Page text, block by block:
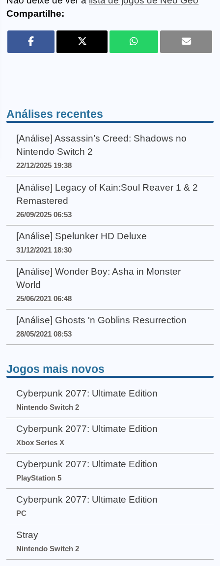
Compartilhe:
Análises recentes
[Análise] Assassin’s Creed: Shadows no
Nintendo Switch 2
22/12/2025 19:38
[Análise] Legacy of Kain:Soul Reaver 1 & 2
Remastered
26/09/2025 06:53
[Análise] Spelunker HD Deluxe
31/12/2021 18:30
[Análise] Wonder Boy: Asha in Monster
World
25/06/2021 06:48
[Análise] Ghosts 'n Goblins Resurrection
28/05/2021 08:53
Jogos mais novos
Cyberpunk 2077: Ultimate Edition
Nintendo Switch 2
Cyberpunk 2077: Ultimate Edition
Xbox Series X
Cyberpunk 2077: Ultimate Edition
PlayStation 5
Cyberpunk 2077: Ultimate Edition
PC
Stray
Nintendo Switch 2